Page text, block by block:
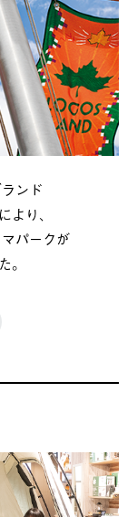
ンド
り、
パークが
。